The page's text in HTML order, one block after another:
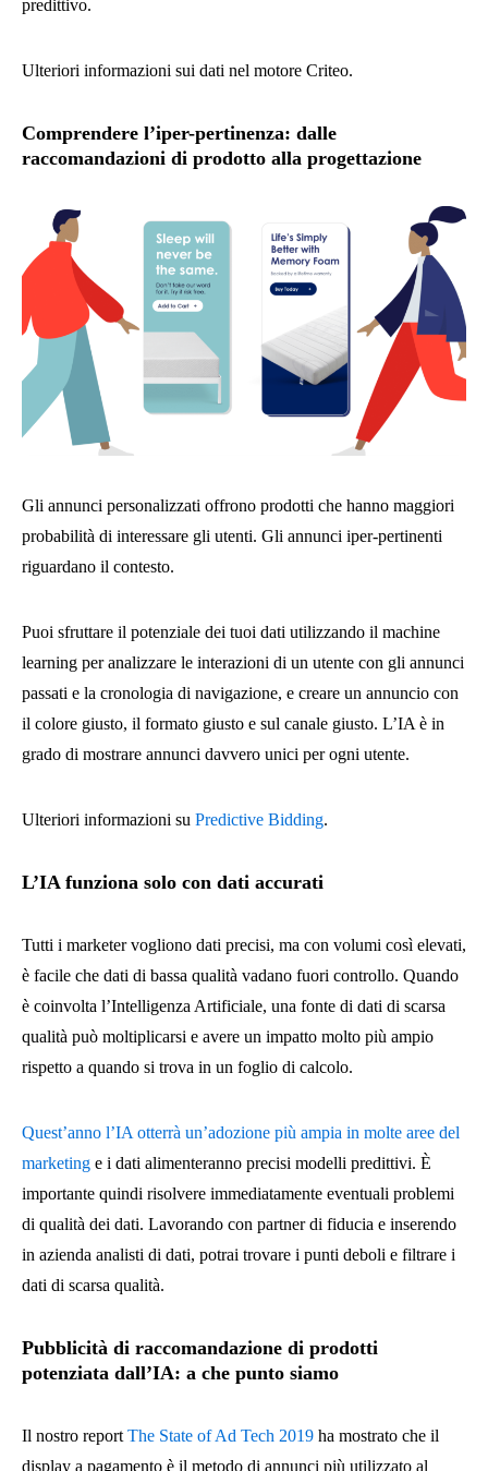
predittivo.
Ulteriori informazioni sui dati nel motore Criteo.
Comprendere l’iper-pertinenza: dalle
raccomandazioni di prodotto alla progettazione
Gli annunci personalizzati offrono prodotti che hanno maggiori
probabilità di interessare gli utenti. Gli annunci iper-pertinenti
riguardano il contesto.
Puoi sfruttare il potenziale dei tuoi dati utilizzando il machine
learning per analizzare le interazioni di un utente con gli annunci
passati e la cronologia di navigazione, e creare un annuncio con
il colore giusto, il formato giusto e sul canale giusto. L’IA è in
grado di mostrare annunci davvero unici per ogni utente.
Ulteriori informazioni su Predictive Bidding.
L’IA funziona solo con dati accurati
Tutti i marketer vogliono dati precisi, ma con volumi così elevati,
è facile che dati di bassa qualità vadano fuori controllo. Quando
è coinvolta l’Intelligenza Artificiale, una fonte di dati di scarsa
qualità può moltiplicarsi e avere un impatto molto più ampio
rispetto a quando si trova in un foglio di calcolo.
Quest’anno l’IA otterrà un’adozione più ampia in molte aree del
marketing e i dati alimenteranno precisi modelli predittivi. È
importante quindi risolvere immediatamente eventuali problemi
di qualità dei dati. Lavorando con partner di fiducia e inserendo
in azienda analisti di dati, potrai trovare i punti deboli e filtrare i
dati di scarsa qualità.
Pubblicità di raccomandazione di prodotti
potenziata dall’IA: a che punto siamo
Il nostro report The State of Ad Tech 2019 ha mostrato che il
display a pagamento è il metodo di annunci più utilizzato al